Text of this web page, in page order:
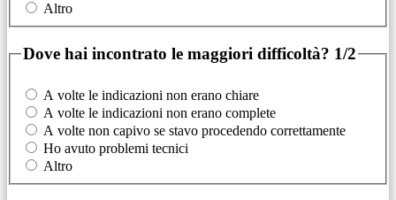
Altro
Dove hai incontrato le maggiori difficoltà? 1/2
A volte le indicazioni non erano chiare
A volte le indicazioni non erano complete
A volte non capivo se stavo procedendo correttamente
Ho avuto problemi tecnici
Altro